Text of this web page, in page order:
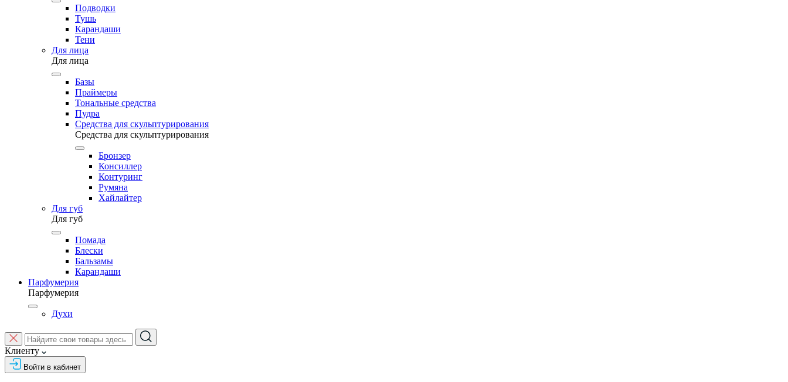
Подводки
Тушь
Карандаши
Тени
Для лица
Для лица
Базы
Праймеры
Тональные средства
Пудра
Средства для скульптурирования
Средства для скульптурирования
Бронзер
Консиллер
Контуринг
Румяна
Хайлайтер
Для губ
Для губ
Помада
Блески
Бальзамы
Карандаши
Парфумерия
Парфумерия
Духи
Клиенту
Войти в кабинет